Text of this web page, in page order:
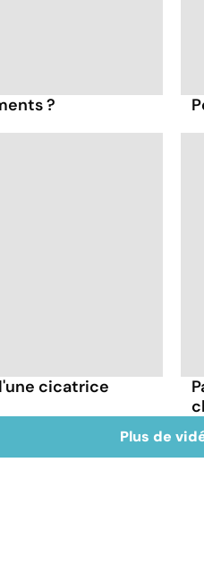
?
cicatrice
Plus de